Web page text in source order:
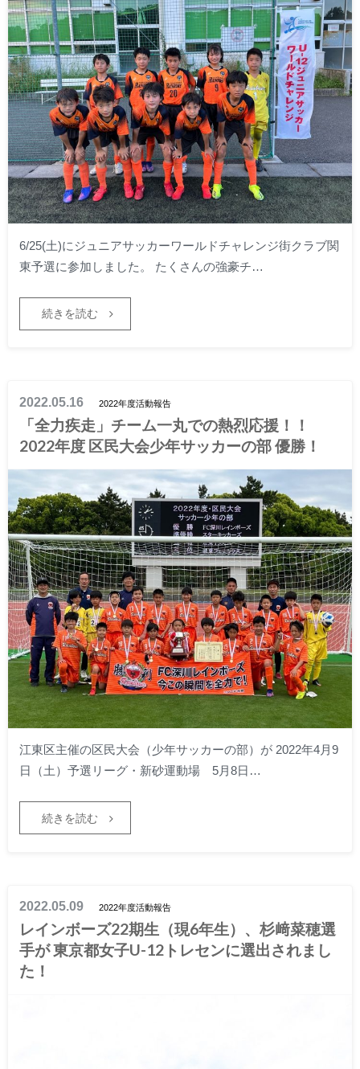
6/25(土)にジュニアサッカーワールドチャレンジ街クラブ関
東予選に参加しました。 たくさんの強豪チ…
続きを読む
2022.05.16 2022年度活動報告
「全力疾走」チーム一丸での熱烈応援！！
2022年度 区民大会少年サッカーの部 優勝！
江東区主催の区民大会（少年サッカーの部）が 2022年4月9
日（土）予選リーグ・新砂運動場 5月8日…
続きを読む
2022.05.09 2022年度活動報告
レインボーズ22期生（現6年生）、杉﨑菜穂選
手が 東京都女子U-12トレセンに選出されまし
た！